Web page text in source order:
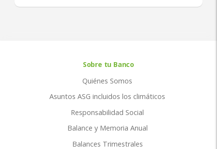
Sobre tu Banco
Quiénes Somos
Asuntos ASG incluidos los climáticos
Responsabilidad Social
Balance y Memoria Anual
Balances Trimestrales